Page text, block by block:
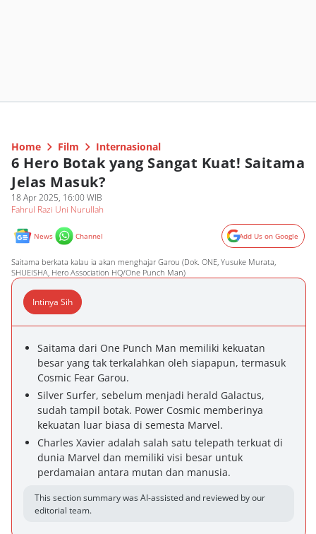
Home Film Internasional
6 Hero Botak yang Sangat Kuat! Saitama
Jelas Masuk?
18 Apr 2025, 16:00 WIB
Fahrul Razi Uni Nurullah
News Channel Add Us on Google
Saitama berkata kalau ia akan menghajar Garou (Dok. ONE, Yusuke Murata,
SHUEISHA, Hero Association HQ/One Punch Man)
Intinya Sih
Saitama dari One Punch Man memiliki kekuatan
besar yang tak terkalahkan oleh siapapun, termasuk
Cosmic Fear Garou.
Silver Surfer, sebelum menjadi herald Galactus,
sudah tampil botak. Power Cosmic memberinya
kekuatan luar biasa di semesta Marvel.
Charles Xavier adalah salah satu telepath terkuat di
dunia Marvel dan memiliki visi besar untuk
perdamaian antara mutan dan manusia.
This section summary was AI-assisted and reviewed by our
editorial team.